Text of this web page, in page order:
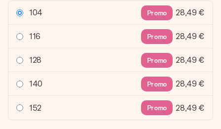
104 Promo 28,49 €
116 Promo 28,49 €
128 Promo 28,49 €
140 Promo 28,49 €
152 Promo 28,49 €